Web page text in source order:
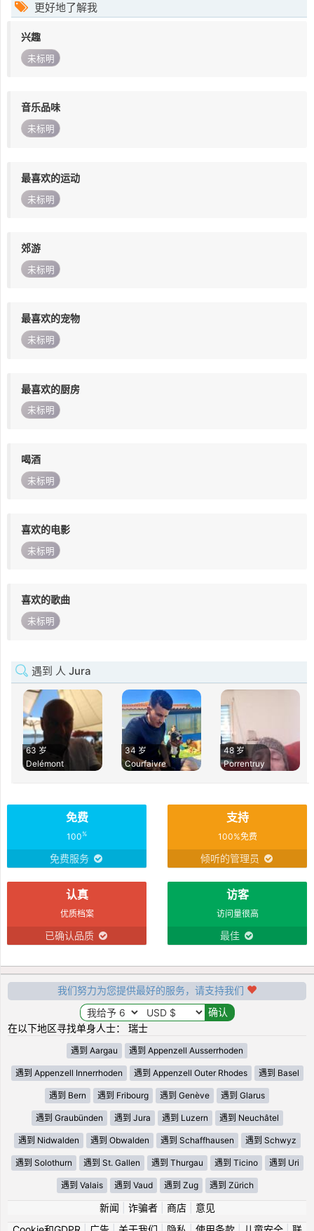
更好地了解我
兴趣
未标明
音乐品味
未标明
最喜欢的运动
未标明
郊游
未标明
最喜欢的宠物
未标明
最喜欢的厨房
未标明
喝酒
未标明
喜欢的电影
未标明
喜欢的歌曲
未标明
遇到 人 Jura
63 岁
Delémont
34 岁
Courfaivre
48 岁
Porrentruy
免费
100%
免费服务
支持
100%免费
倾听的管理员
认真
优质档案
已确认品质
访客
访问量很高
最佳
我们努力为您提供最好的服务，请支持我们
在以下地区寻找单身人士： 瑞士
遇到 Aargau 遇到 Appenzell Ausserrhoden
遇到 Appenzell Innerrhoden 遇到 Appenzell Outer Rhodes 遇到 Basel
遇到 Bern 遇到 Fribourg 遇到 Genève 遇到 Glarus
遇到 Graubünden 遇到 Jura 遇到 Luzern 遇到 Neuchâtel
遇到 Nidwalden 遇到 Obwalden 遇到 Schaffhausen 遇到 Schwyz
遇到 Solothurn 遇到 St. Gallen 遇到 Thurgau 遇到 Ticino 遇到 Uri
遇到 Valais 遇到 Vaud 遇到 Zug 遇到 Zürich
新闻 诈骗者| 商店| 意见